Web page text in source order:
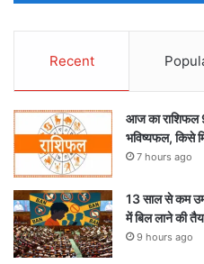
Recent
आज का राशिफल
भविष्यफल, किसे
7 hours ago
13 साल से कम
में बिल लाने की
9 hours ago